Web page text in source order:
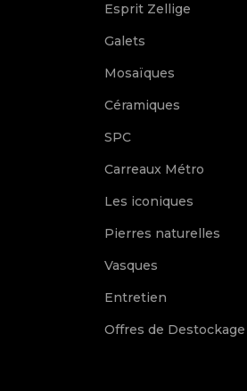
Esprit Zellige
Galets
Mosaïques
Céramiques
SPC
Carreaux Métro
Les iconiques
Pierres naturelles
Vasques
Entretien
Offres de Destockage